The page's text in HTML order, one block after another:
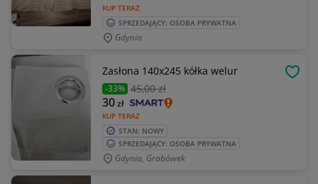
KUP TERAZ
SPRZEDAJĄCY: OSOBA PRYWATNA
Gdynia
Zasłona 140x245 kółka welur
-33% 45,00 zł
KUP TERAZ
30zł
STAN: NOWY
SPRZEDAJĄCY: OSOBA PRYWATNA
Gdynia, Grabówek